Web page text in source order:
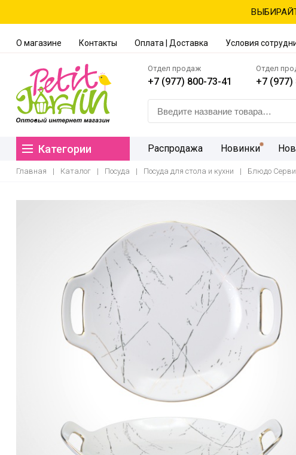
О магазине Контакты Оплата | Доставка Условия
Отдел продаж
+7 (977) 800-73-41
Отдел
+7 (977)
Категории Распродажа Новинки
Главная | Каталог | Посуда | Посуда для стола и кухни | Блюдо